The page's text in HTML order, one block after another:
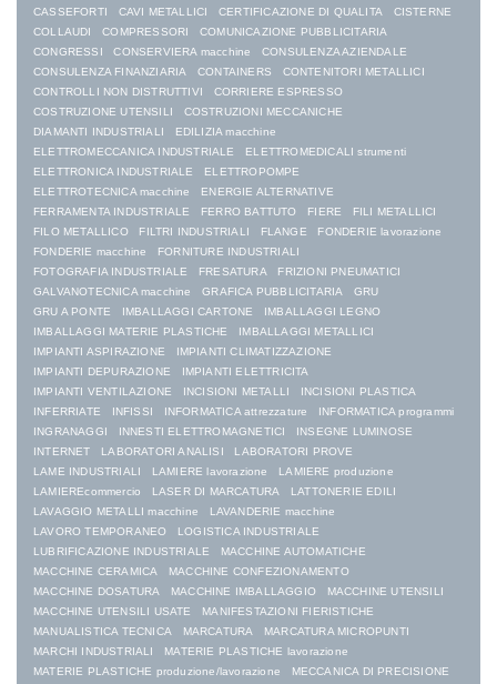
CASSEFORTI
CAVI METALLICI CERTIFICAZIONE DI QUALITA
CISTERNE
COLLAUDI
COMPRESSORI
COMUNICAZIONE PUBBLICITARIA
CONGRESSI
CONSERVIERA macchine
CONSULENZA AZIENDALE
CONSULENZA FINANZIARIA
CONTAINERS
CONTENITORI METALLICI
CONTROLLI NON DISTRUTTIVI
CORRIERE ESPRESSO
COSTRUZIONE UTENSILI
COSTRUZIONI MECCANICHE
DIAMANTI INDUSTRIALI
EDILIZIA macchine
ELETTROMECCANICA INDUSTRIALE
ELETTROMEDICALI strumenti
ELETTRONICA INDUSTRIALE
ELETTROPOMPE
ELETTROTECNICA macchine
ENERGIE ALTERNATIVE
FERRAMENTA INDUSTRIALE
FERRO BATTUTO FIERE
FILI METALLICI
FILO METALLICO
FILTRI INDUSTRIALI FLANGE
FONDERIE lavorazione
FONDERIE macchine
FORNITURE INDUSTRIALI
FOTOGRAFIA INDUSTRIALE
FRESATURA
FRIZIONI PNEUMATICI
GALVANOTECNICA macchine
GRAFICA PUBBLICITARIA
GRU
GRU A PONTE
IMBALLAGGI CARTONE
IMBALLAGGI LEGNO
IMBALLAGGI MATERIE PLASTICHE
IMBALLAGGI METALLICI
IMPIANTI ASPIRAZIONE
IMPIANTI CLIMATIZZAZIONE
IMPIANTI DEPURAZIONE
IMPIANTI ELETTRICITA
IMPIANTI VENTILAZIONE
INCISIONI METALLI
INCISIONI PLASTICA
INFERRIATE
INFISSI INFORMATICA attrezzature
INFORMATICA programmi
INGRANAGGI
INNESTI ELETTROMAGNETICI
INSEGNE LUMINOSE
INTERNET
LABORATORI ANALISI
LABORATORI PROVE
LAME INDUSTRIALI
LAMIERE lavorazione
LAMIERE produzione
LAMIEREcommercio
LASER DI MARCATURA
LATTONERIE EDILI
LAVAGGIO METALLI macchine
LAVANDERIE macchine
LAVORO TEMPORANEO
LOGISTICA INDUSTRIALE
LUBRIFICAZIONE INDUSTRIALE
MACCHINE AUTOMATICHE
MACCHINE CERAMICA
MACCHINE CONFEZIONAMENTO
MACCHINE DOSATURA
MACCHINE IMBALLAGGIO
MACCHINE UTENSILI
MACCHINE UTENSILI USATE
MANIFESTAZIONI FIERISTICHE
MANUALISTICA TECNICA
MARCATURA
MARCATURA MICROPUNTI
MARCHI INDUSTRIALI
MATERIE PLASTICHE lavorazione
MATERIE PLASTICHE produzione/lavorazione
MECCANICA DI PRECISIONE